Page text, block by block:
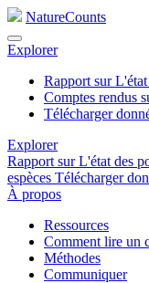
NatureCounts
Explorer
Rapport sur
Comptes rendus
Télécharger
Explorer
Rapport sur L'état des
espèces Télécharger
À propos
Ressources
Comment lire un
Méthodes
Communiquer